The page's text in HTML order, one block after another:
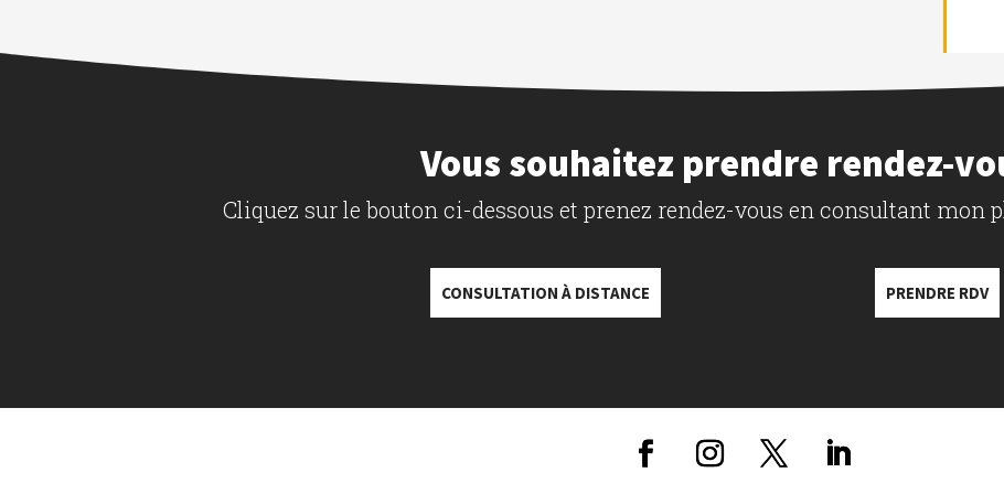
Vous souhaitez prendre rendez-
Cliquez sur le bouton ci-dessous et prenez rendez-vous en consultant mon
CONSULTATION À DISTANCE PRENDRE RDV